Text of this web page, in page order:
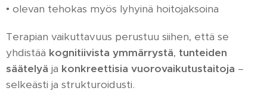
• olevan tehokas myös lyhyinä hoitojaksoina
Terapian vaikuttavuus perustuu siihen, että se
yhdistää kognitiivista ymmärrystä, tunteiden
säätelyä ja konkreettisia vuorovaikutustaitoja –
selkeästi ja strukturoidusti.